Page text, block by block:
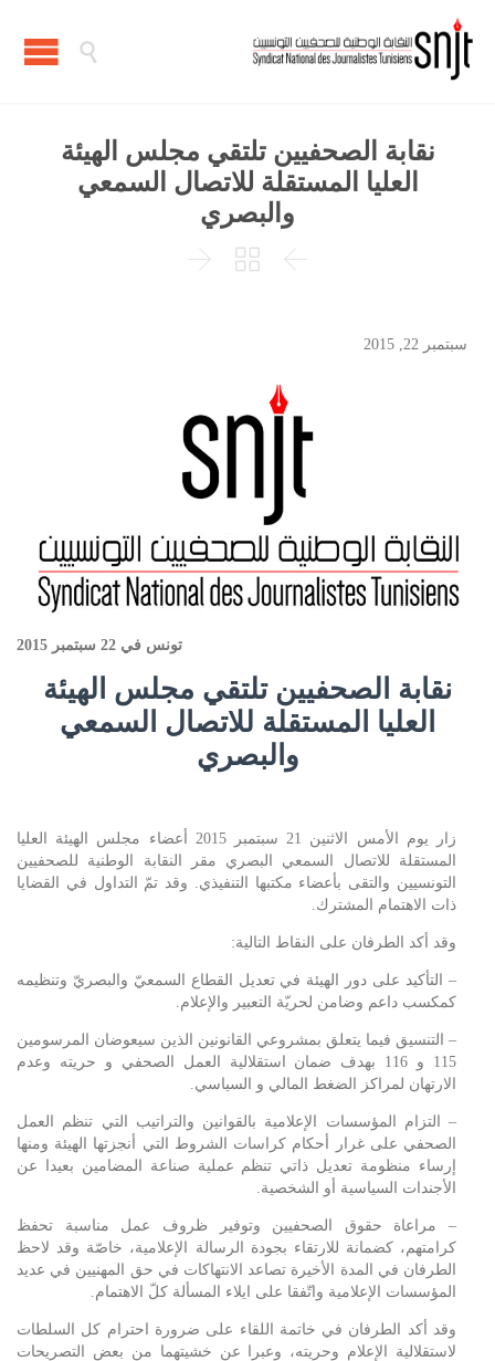

نقابة الصحفيين تلتقي مجلس الهيئة
العليا المستقلة للاتصال السمعي
والبصري



سبتمبر 22, 2015
تونس في 22 سبتمبر 2015
نقابة الصحفيين تلتقي مجلس الهيئة
العليا المستقلة للاتصال السمعي
والبصري
زار يوم الأمس الاثنين 21 سبتمبر 2015 أعضاء مجلس الهيئة العليا
المستقلة للاتصال السمعي البصري مقر النقابة الوطنية للصحفيين
التونسيين والتقى بأعضاء مكتبها التنفيذي. وقد تمّ التداول في القضايا
ذات الاهتمام المشترك.
وقد أكد الطرفان على النقاط التالية:
– التأكيد على دور الهيئة في تعديل القطاع السمعيّ والبصريّ وتنظيمه
كمكسب داعم وضامن لحريّة التعبير والإعلام.
– التنسيق فيما يتعلق بمشروعي القانونين الذين سيعوضان المرسومين
115 و 116 بهدف ضمان استقلالية العمل الصحفي و حريته وعدم
الارتهان لمراكز الضغط المالي و السياسي.
– التزام المؤسسات الإعلامية بالقوانين والتراتيب التي تنظم العمل
الصحفي على غرار أحكام كراسات الشروط التي أنجزتها الهيئة ومنها
إرساء منظومة تعديل ذاتي تنظم عملية صناعة المضامين بعيدا عن
الأجندات السياسية أو الشخصية.
– مراعاة حقوق الصحفيين وتوفير ظروف عمل مناسبة تحفظ
كرامتهم، كضمانة للارتقاء بجودة الرسالة الإعلامية، خاصّة وقد لاحظ
الطرفان في المدة الأخيرة تصاعد الانتهاكات في حق المهنيين في عديد
المؤسسات الإعلامية واتّفقا على ايلاء المسألة كلّ الاهتمام.
وقد أكد الطرفان في خاتمة اللقاء على ضرورة احترام كل السلطات
لاستقلالية الإعلام وحريته، وعبرا عن خشيتهما من بعض التصريحات